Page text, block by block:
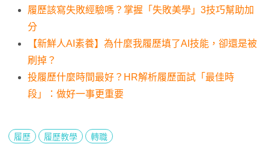
履歷該寫失敗經驗嗎？掌握「失敗美學」3技巧幫助加
分
【新鮮人AI素養】為什麼我履歷填了AI技能，卻還是被
刷掉？
投履歷什麼時間最好？HR解析履歷面試「最佳時
段」：做好一事更重要
履歷 履歷教學 轉職